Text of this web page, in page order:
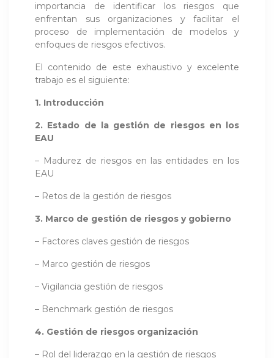
importancia de identificar los riesgos que
enfrentan sus organizaciones y facilitar el
proceso de implementación de modelos y
enfoques de riesgos efectivos.
El contenido de este exhaustivo y excelente
trabajo es el siguiente:
1. Introducción
2. Estado de la gestión de riesgos en los
EAU
– Madurez de riesgos en las entidades en los
EAU
– Retos de la gestión de riesgos
3. Marco de gestión de riesgos y gobierno
– Factores claves gestión de riesgos
– Marco gestión de riesgos
– Vigilancia gestión de riesgos
– Benchmark gestión de riesgos
4. Gestión de riesgos organización
– Rol del liderazgo en la gestión de riesgos